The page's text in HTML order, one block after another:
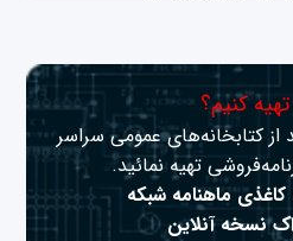
کنیم؟
از کتابخانه‌های عمومی سراسر
تهیه نمائید.
ماهنامه شبکه
نسخه آنلاین